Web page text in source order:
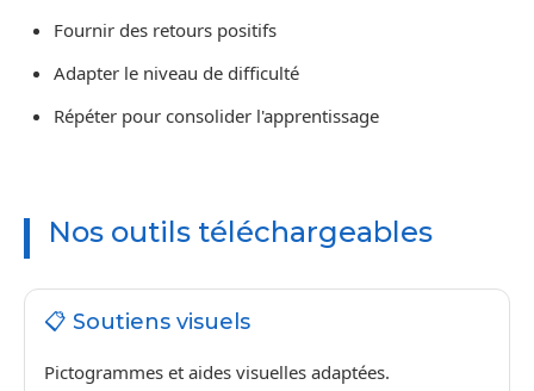
Fournir des retours positifs
Adapter le niveau de difficulté
Répéter pour consolider l'apprentissage
Nos outils téléchargeables
📋 Soutiens visuels
Pictogrammes et aides visuelles adaptées.